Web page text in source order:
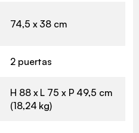
74,5 x 38 cm
2 puertas
H 88 x L 75 x P 49,5 cm
(18,24 kg)